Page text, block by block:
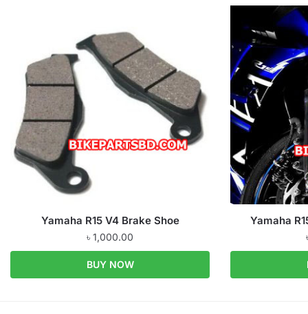
Yamaha R15 V4 Brake Shoe
৳ 1,000.00
BUY NOW
Yamaha